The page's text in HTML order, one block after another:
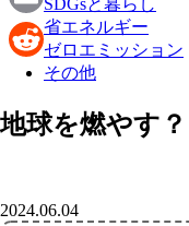
SDGsと暮らし
省エネルギー
ゼロエミッション
その他
地球を燃やす
2024.06.04
Email
Reddit